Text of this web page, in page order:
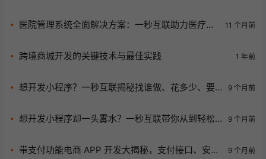
医院管理系统全面解决方案：一秒互联助力医疗机
11 个月前
跨境商城开发的关键技术与最佳实践 1 年前
想开发小程序？一秒互联揭秘找谁做、花多少、要
9 个月前
想开发小程序却一头雾水？一秒互联带你从到轻松
9 个月前
带支付功能电商 APP 开发大揭秘，支付接口、安全
9 个月前